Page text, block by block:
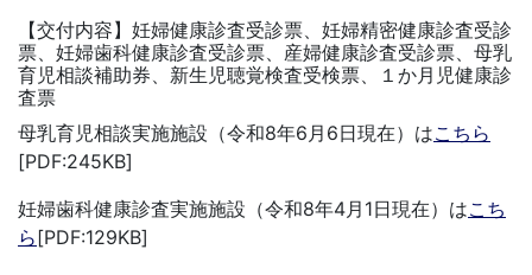
【交付内容】妊婦健康診査受診票、妊婦精密健康診査受診
票、妊婦歯科健康診査受診票、産婦健康診査受診票、母乳
育児相談補助券、新生児聴覚検査受検票、１か月児健康診
査票
母乳育児相談実施施設（令和8年6月6日現在）はこちら
[PDF:245KB]
妊婦歯科健康診査実施施設（令和8年4月1日現在）はこち
ら [PDF:129KB]